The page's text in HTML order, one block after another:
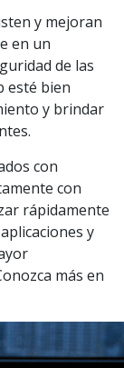
y mejoran
en un
de las
esté bien
y brindar
con
con
rápidamente
y
más en